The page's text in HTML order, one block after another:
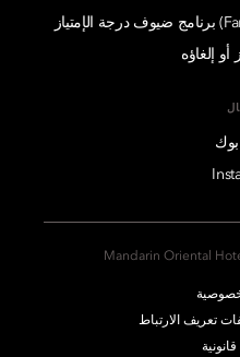
إلغاؤه
تعريف الارتباط